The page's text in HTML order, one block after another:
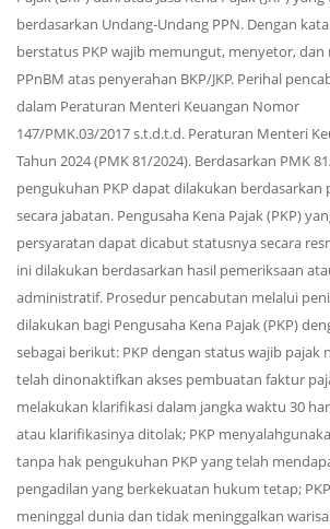
berdasarkan Undang-Undang PPN. Dengan
berstatus PKP wajib memungut, menyetor, dan
PPnBM atas penyerahan BKP/JKP. Perihal
dalam Peraturan Menteri Keuangan Nomor
147/PMK.03/2017 s.t.d.t.d. Peraturan Menteri
Tahun 2024 (PMK 81/2024). Berdasarkan PMK
pengukuhan PKP dapat dilakukan
secara jabatan. Pengusaha Kena Pajak (PKP)
persyaratan dapat dicabut statusnya secara
ini dilakukan berdasarkan hasil pemeriksaan
administratif. Prosedur pencabutan melalui
dilakukan bagi Pengusaha Kena Pajak (PKP)
sebagai berikut: PKP dengan status wajib pajak
telah dinonaktifkan akses pembuatan faktur
melakukan klarifikasi dalam jangka waktu 30
atau klarifikasinya ditolak; PKP
tanpa hak pengukuhan PKP yang telah
pengadilan yang berkekuatan hukum tetap;
meninggal dunia dan tidak meninggalkan